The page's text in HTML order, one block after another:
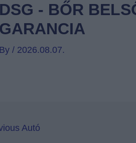
DSG - BŐR
GARANCIA
By / 2026.08.07.
Autó